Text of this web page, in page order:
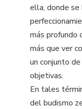
ella, donde se
más profundo
más que ver
un conjunto
objetivas.
En tales
del budismo